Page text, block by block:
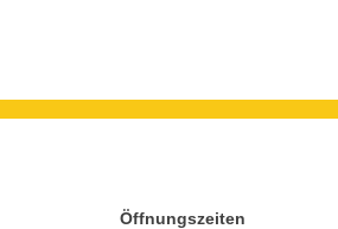
Öffnungszeiten